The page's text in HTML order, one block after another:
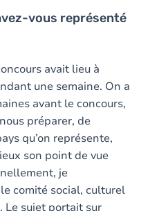
vous représenté
avait lieu à
une semaine. On a
avant le concours,
préparer, de
qu’on représente,
son point de vue
je
comité social, culturel
Le sujet portait sur